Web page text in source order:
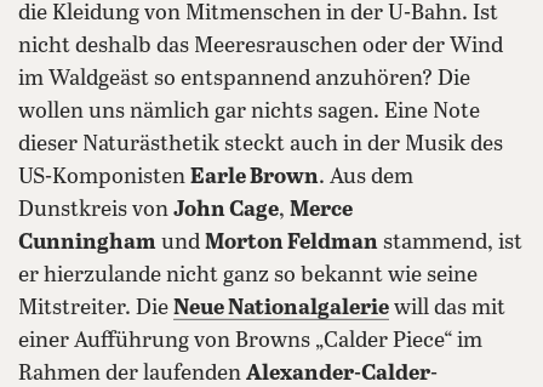
die Kleidung von Mitmenschen in der U-Bahn. Ist
nicht deshalb das Meeresrauschen oder der Wind
im Waldgeäst so entspannend anzuhören? Die
wollen uns nämlich gar nichts sagen. Eine Note
dieser Naturästhetik steckt auch in der Musik des
US-Komponisten Earle Brown. Aus dem
Dunstkreis von John Cage, Merce
Cunningham und Morton Feldman stammend, ist
er hierzulande nicht ganz so bekannt wie seine
Mitstreiter. Die Neue Nationalgalerie will das mit
einer Aufführung von Browns „Calder Piece“ im
Rahmen der laufenden Alexander-Calder-